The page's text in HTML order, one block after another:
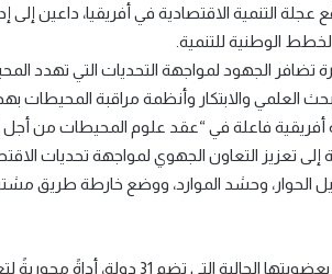
التنمية الاقتصادية في أفريقيا، داعين إلى
الخطط الوطنية للتنمية.
تضافر الجهود لمواجهة التحديات التي تهدد
العلمي والابتكار وأنظمة مراقبة المحيطات
فاعلة في “عقد علوم المحيطات من أجل التنمية
تعزيز التعاون الجهوي لمواجهة تحديات
الحوار، وحشد الموارد، ووضع خارطة طريق
تُعدّ مبادرة الحزام الأزرق،